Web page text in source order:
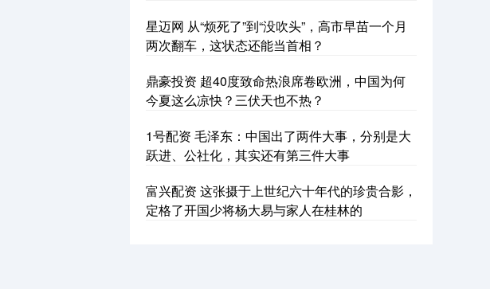
星迈网 从“烦死了”到“没吹头”，高市早苗一个月
两次翻车，这状态还能当首相？
鼎豪投资 超40度致命热浪席卷欧洲，中国为何
今夏这么凉快？三伏天也不热？
1号配资 毛泽东：中国出了两件大事，分别是大
跃进、公社化，其实还有第三件大事
富兴配资 这张摄于上世纪六十年代的珍贵合影，
定格了开国少将杨大易与家人在桂林的